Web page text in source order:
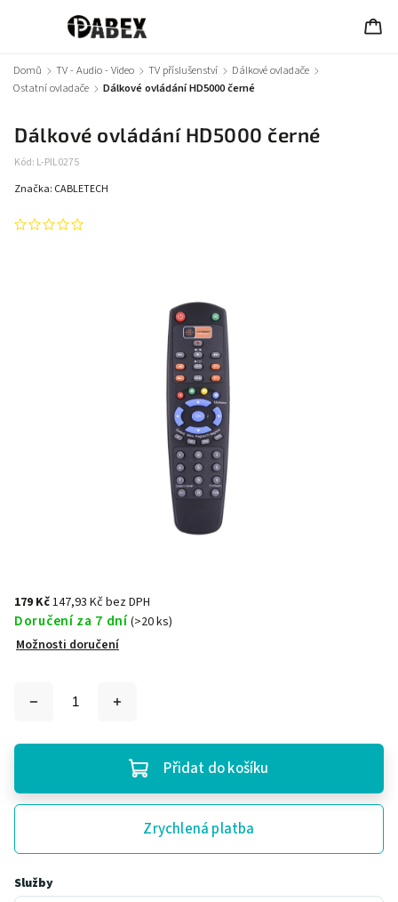
Domů / TV - Audio - Video / TV příslušenství / Dálkové ovladače /
Ostatní ovladače / Dálkové ovládání HD5000 černé
Dálkové ovládání HD5000 černé
Kód: L-PIL0275
Značka: CABLETECH
179 Kč147,93 Kč bez DPH
Doručení za 7 dní(>20 ks)
Možnosti doručení
Přidat do košíku
Zrychlená platba
Služby